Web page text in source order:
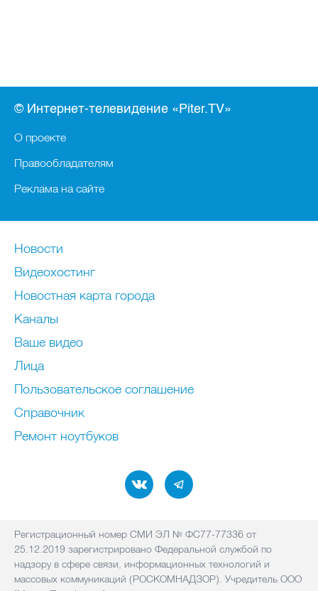
© Интернет-телевидение «Piter.TV»
О проекте
Правообладателям
Реклама на сайте
Новости
Видеохостинг
Новостная карта города
Каналы
Ваше видео
Лица
Пользовательское соглашение
Справочник
Ремонт нoутбуков
Регистрационный номер СМИ ЭЛ № ФС77-77336 от
25.12.2019 зарегистрировано Федеральной службой по
надзору в сфере связи, информационных технологий и
массовых коммуникаций (РОСКОМНАДЗОР). Учредитель ООО